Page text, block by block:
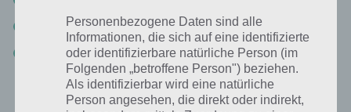
Survivor Zombie Outbreak Lösung Teil 4
Lösung als Video
Survivor Zombie Outbreak Lösung als Video
Personenbezogene Daten sind alle
Informationen, die sich auf eine identifizierte
oder identifizierbare natürliche Person (im
Folgenden „betroffene Person") beziehen.
Als identifizierbar wird eine natürliche
Person angesehen, die direkt oder indirekt,